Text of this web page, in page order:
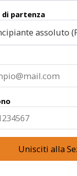
di partenza
assoluto
Unisciti alla